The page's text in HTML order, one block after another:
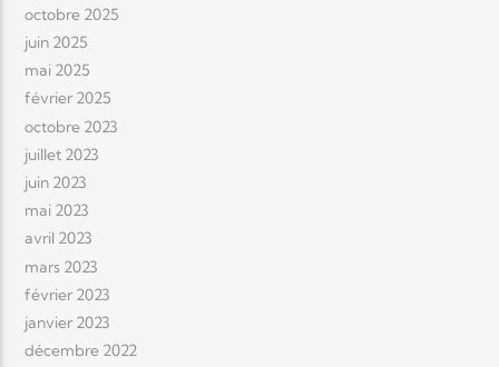
octobre 2025
juin 2025
mai 2025
février 2025
octobre 2023
juillet 2023
juin 2023
mai 2023
avril 2023
mars 2023
février 2023
janvier 2023
décembre 2022